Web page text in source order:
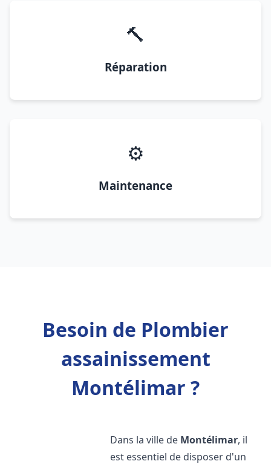
🔨
Réparation
⚙️
Maintenance
Besoin de Plombier
assainissement
Montélimar ?
Dans la ville de Montélimar, il
est essentiel de disposer d'un